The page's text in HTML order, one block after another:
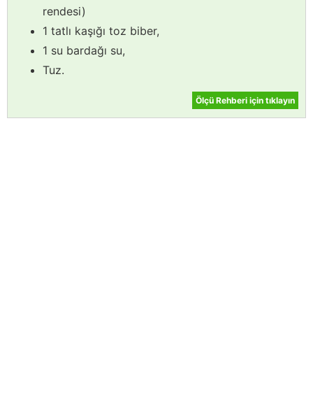
rendesi)
1 tatlı kaşığı toz biber,
1 su bardağı su,
Tuz.
Ölçü Rehberi için tıklayın